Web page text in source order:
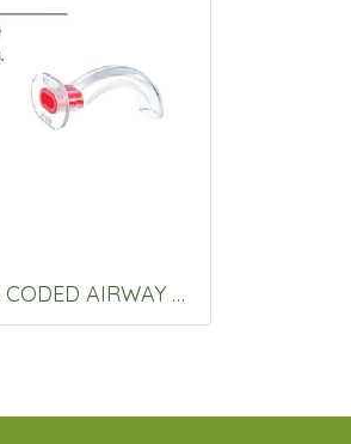
COLOR CODED AIRWAY 70 MM.